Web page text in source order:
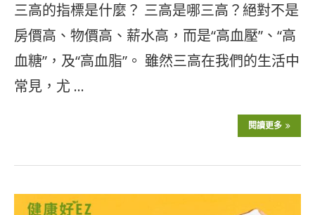
三高的指標是什麼？ 三高是哪三高？絕對不是
房價高、物價高、薪水高，而是“高血壓”、“高
血糖”，及“高血脂”。 雖然三高在我們的生活中
常見，尤 …
閱讀更多